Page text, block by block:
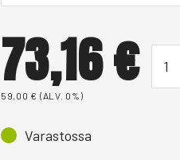
73,16€
59,00 € (ALV. 0%)
Varastossa